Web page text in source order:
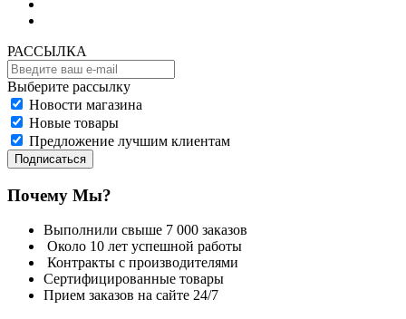
РАССЫЛКА
Выберите рассылку
Новости магазина
Новые товары
Предложение лучшим клиентам
Подписаться
Почему Мы?
Выполнили свыше 7 000 заказов
Около 10 лет успешной работы
Контракты с производителями
Сертифицированные товары
Прием заказов на сайте 24/7